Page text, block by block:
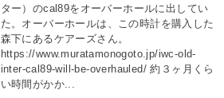
ター）のcal89をオーバーホールに出してい
た。オーバーホールは、この時計を購入した
森下にあるケアーズさん。
https://www.muratamonogoto.jp/iwc-old-
inter-cal89-will-be-overhauled/ 約３ヶ月くら
い時間がかか...